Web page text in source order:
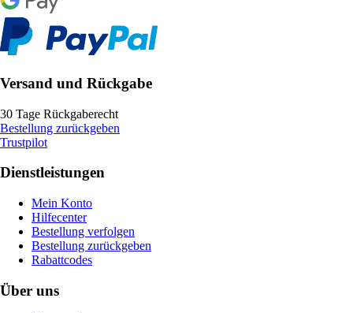
Versand und Rückgabe
30 Tage Rückgaberecht
Bestellung zurückgeben
Trustpilot
Dienstleistungen
Mein Konto
Hilfecenter
Bestellung verfolgen
Bestellung zurückgeben
Rabattcodes
Über uns